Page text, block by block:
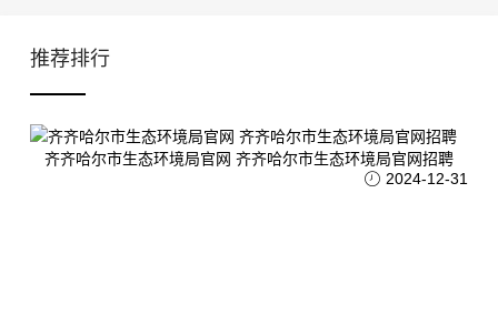
推荐排行
齐齐哈尔市生态环境局官网 齐齐哈尔市生态环境局官网招聘
2024-12-31